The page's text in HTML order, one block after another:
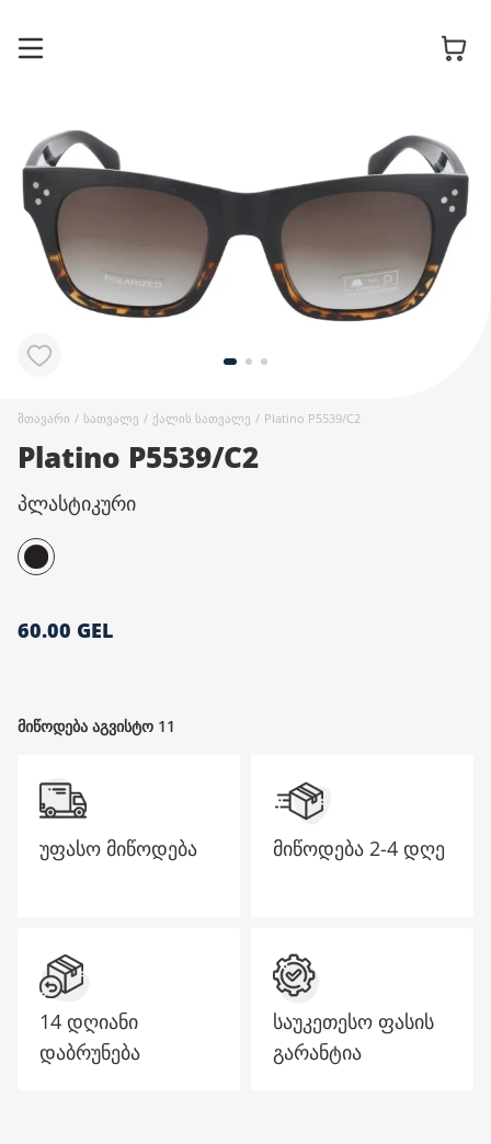
მთავარი / სათვალე / ქალის სათვალე / Platino P5539/C2
Platino P5539/C2
პლასტიკური
60.00 GEL
მიწოდება აგვისტო 11
სათვალის
ჩარჩოები
მზის
სათვალეები
კონტაქტური
აქსესუარები
მთავარი გვერდი
უფასო მიწოდება
14 დღიანი
დაბრუნება
მიწოდება 2-4 დღე
საუკეთესო ფასის
გარანტია